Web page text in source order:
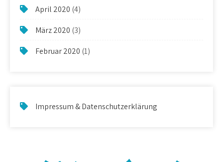
April 2020 (4)
März 2020 (3)
Februar 2020 (1)
Impressum & Datenschutzerklärung